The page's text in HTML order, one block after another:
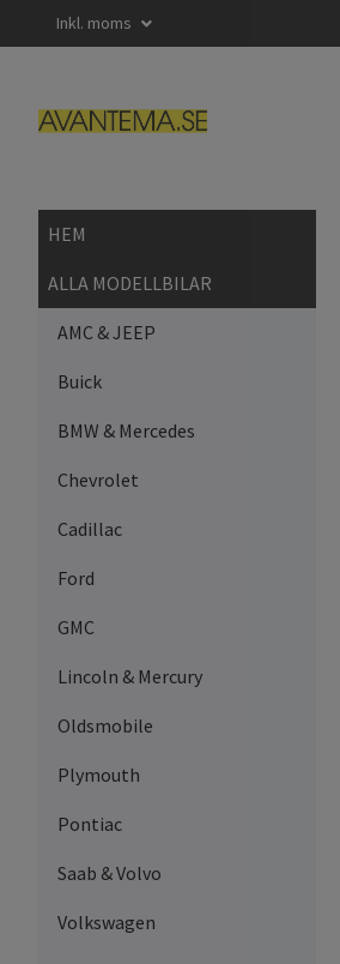
Inkl. moms
HEM
ALLA MODELLBILAR
AMC & JEEP
Buick
BMW & Mercedes
Chevrolet
Cadillac
Ford
GMC
Lincoln & Mercury
Oldsmobile
Plymouth
Pontiac
Saab & Volvo
Volkswagen